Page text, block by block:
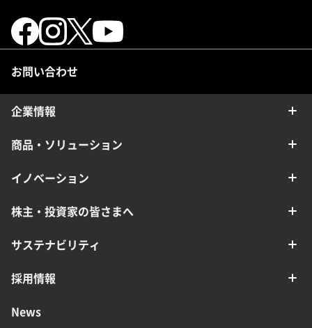
お問い合わせ
企業情報
商品・ソリューション
イノベーション
株主・投資家の皆さまへ
サステナビリティ
採用情報
News